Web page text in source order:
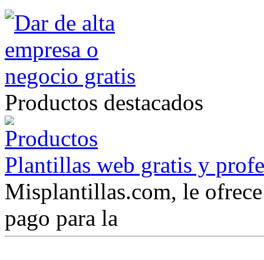
Productos destacados
Plantillas web gratis y
Misplantillas.com, le
pago para la